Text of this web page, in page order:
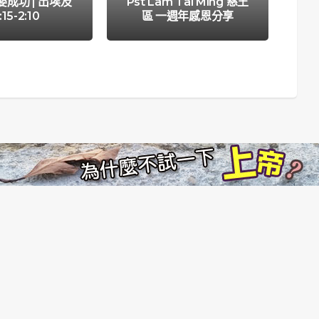
2:10
區 一週年感恩分享